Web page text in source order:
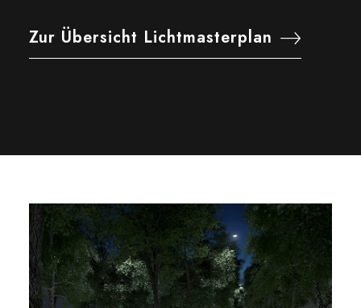
Zur Übersicht Lichtmasterplan